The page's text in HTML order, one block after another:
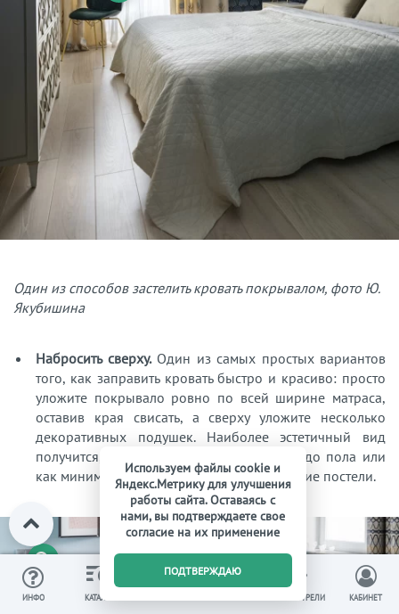
Один из способов застелить кровать покрывалом, фото Ю.
Якубишина
Набросить сверху.Один из самых простых вариантов
того, как заправить кровать быстро и красиво: просто
уложите покрывало ровно по всей ширине матраса,
оставив края свисать, а сверху уложите несколько
декоративных подушек. Наиболее эстетичный вид
получится, если накидка будет доходить до пола или
как минимум полностью скрывать основание постели.
ИНФО КАТАЛОГ
0
ВЫ СМОТРЕЛИ КАБИНЕТ
Используем файлы cookie и
Яндекс.Метрику для улучшения
работы сайта. Оставаясь с
нами, вы подтверждаете свое
согласие на их применение
ПОДТВЕРЖДАЮ